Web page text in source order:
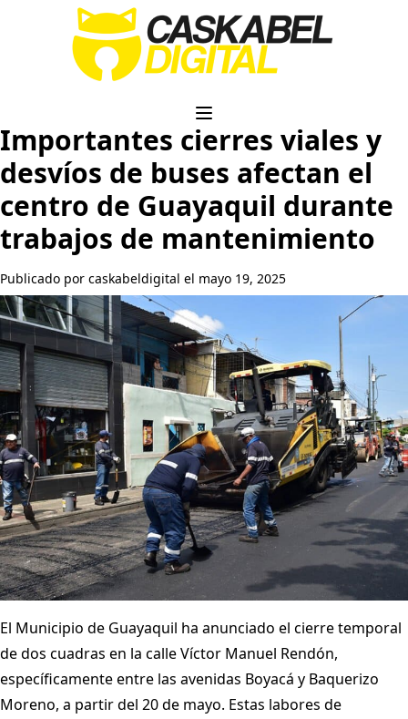
Importantes cierres viales y
desvíos de buses afectan el
centro de Guayaquil durante
trabajos de mantenimiento
Publicado por caskabeldigital el mayo 19, 2025
El Municipio de Guayaquil ha anunciado el cierre temporal
de dos cuadras en la calle Víctor Manuel Rendón,
específicamente entre las avenidas Boyacá y Baquerizo
Moreno, a partir del 20 de mayo. Estas labores de